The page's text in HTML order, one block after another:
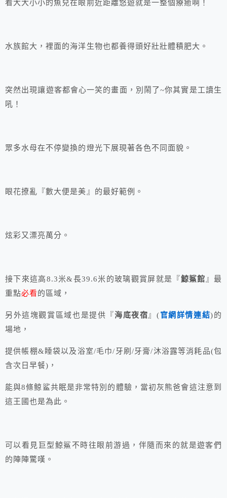
看大大小小的魚兒在眼前近距離悠遊就是一整個療癒啊！
水族館大，裡面的海洋生物也都養得頭好壯壯體積肥大。
突然出現讓遊客都會心一笑的畫面，別鬧了~你其實是工讀生
吼！
眾多水母在不停變換的燈光下展現著各色不同面貌。
眼花撩亂『數大便是美』的最好範例。
炫彩又漂亮萬分。
接下來這高8.3米&長39.6米的玻璃觀賞屏就是『鯨鯊館』最
重點必看的區域，
另外這塊觀賞區域也是提供『海底夜宿』(官網詳情連結)的
場地，
提供帳棚&睡袋以及浴室/毛巾/牙刷/牙膏/沐浴露等消耗品(包
含次日早餐)，
能與8條鲸鲨共眠是非常特別的體驗，當初灰熊爸會這注意到
這王國也是為此。
可以看見巨型鯨鯊不時往眼前游過，伴隨而來的就是遊客們
的陣陣驚嘆。